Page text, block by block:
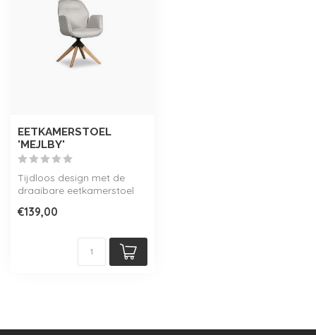
EETKAMERSTOEL
'MEJLBY'
Tijdloos design met de
draaibare eetkamerstoel
touch d...
€139,00